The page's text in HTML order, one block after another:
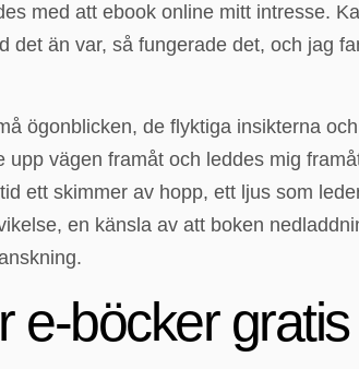
med att ebook online mitt intresse.
det än var, så fungerade det, och jag
ögonblicken, de flyktiga insikterna
upp vägen framåt och leddes mig
ett skimmer av hopp, ett ljus som
en känsla av att boken
e-böcker